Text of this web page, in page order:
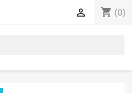
shopping_cart (0)
